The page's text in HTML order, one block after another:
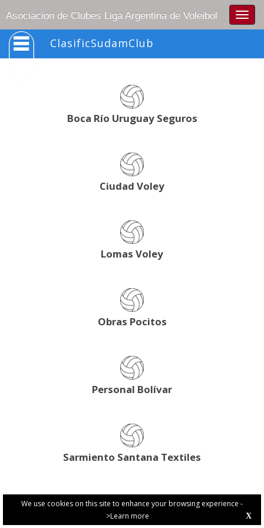
We use cookies on this site to enhance your browsing experience -
>Learn more
X
Asociacion de Clubes Liga Argentina de Voleibol
ClasificSudamClub
Boca Río Uruguay Seguros
Ciudad Voley
Lomas Voley
Obras Pocitos
Personal Bolívar
Sarmiento Santana Textiles